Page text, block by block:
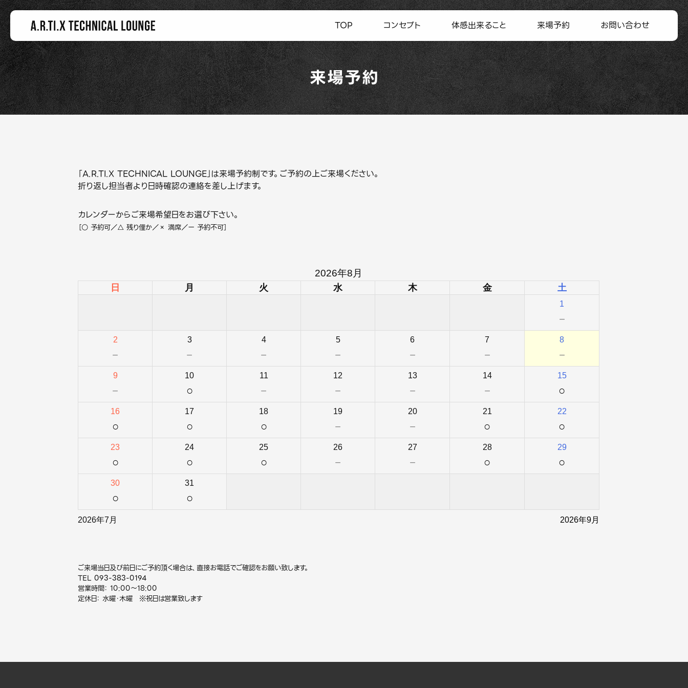
TOP コンセプト 体感出来ること 来場予約 お問い合わせ
来場予約
「A.R.TI.X TECHNICAL LOUNGE」は来場予約制です。ご予約の上ご来場ください。
折り返し担当者より日時確認の連絡を差し上げます。
カレンダーからご来場希望日をお選び下さい。
［○ 予約可／△ 残り僅か／× 満席／ー 予約不可］
2026年8月
日 月 火 水 木 金 土
1
－
2
－
3
－
4
－
5
－
6
－
7
－
8
－
9
－
10
○
11
－
12
－
13
－
14
－
15
○
16
○
17
○
18
○
19
－
20
－
21
○
22
○
23
○
24
○
25
○
26
－
27
－
28
○
29
○
30
○
31
○
2026年7月 2026年9月
ご来場当日及び前日にご予約頂く場合は、直接お電話でご確認をお願い致します。
TEL 093-383-0194
営業時間： 10:00～18:00
定休日： 水曜・木曜 ※祝日は営業致します